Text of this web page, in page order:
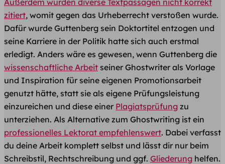
zitiert, womit gegen das Urheberrecht verstoßen wurde.
Dafür wurde Guttenberg sein Doktortitel entzogen und
seine Karriere in der Politik hatte sich auch erstmal
erledigt. Anders wäre es gewesen, wenn Guttenberg die
wissenschaftliche Arbeit seiner Ghostwriter als Vorlage
und Inspiration für seine eigenen Promotionsarbeit
genutzt hätte, statt sie als eigene Prüfungsleistung
einzureichen und diese einer Plagiatsprüfung zu
unterziehen. Als Alternative zum Ghostwriting ist ein
professionelles Lektorat empfehlenswert. Dabei verfasst
du deine Arbeit komplett selbst und lässt dir nur beim
Schreibstil, Rechtschreibung und ggf. Gliederung helfen.